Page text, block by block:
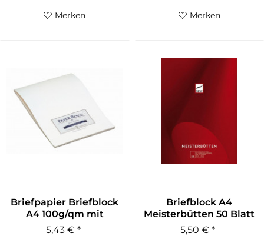
Merken Merken
Briefpapier Briefblock
A4 100g/qm mit
Prägung
5,43 € *
Briefblock A4
Meisterbütten 50 Blatt
blanko
5,50 € *